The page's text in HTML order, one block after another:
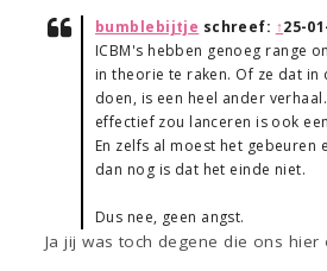
bumblebijtje schreef: ↑25-
ICBM's hebben genoeg range
in theorie te raken. Of ze dat in
doen, is een heel ander
effectief zou lanceren is ook
En zelfs al moest het gebeuren
dan nog is dat het einde niet.
Dus nee, geen angst.
Ja jij was toch degene die ons hier